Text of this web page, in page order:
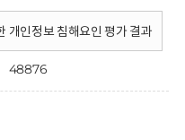
개인정보 침해요인 평가 결과
48876